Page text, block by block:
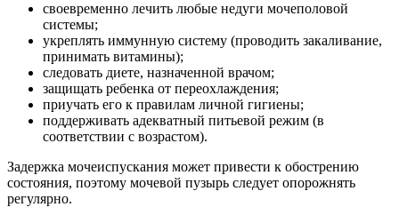
своевременно лечить любые недуги мочеполовой
системы;
укреплять иммунную систему (проводить закаливание,
принимать витамины);
следовать диете, назначенной врачом;
защищать ребенка от переохлаждения;
приучать его к правилам личной гигиены;
поддерживать адекватный питьевой режим (в
соответствии с возрастом).
Задержка мочеиспускания может привести к обострению
состояния, поэтому мочевой пузырь следует опорожнять
регулярно.